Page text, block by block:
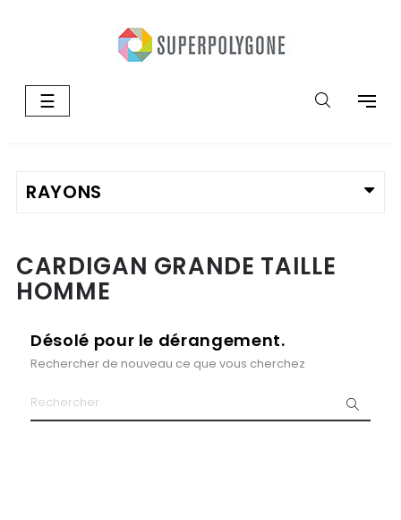
Basculer
la
☰
CARDIGAN GRANDE TAILLE
HOMME
Désolé pour le dérangement.
Rechercher de nouveau ce que vous cherchez